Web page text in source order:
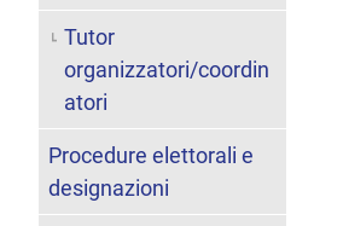
Tutor
organizzatori/coordin
atori
Procedure elettorali e
designazioni